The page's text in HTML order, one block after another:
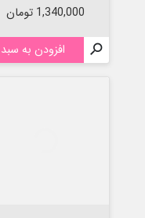
قیمت
1,340,000 تومان
 افزودن به سبد